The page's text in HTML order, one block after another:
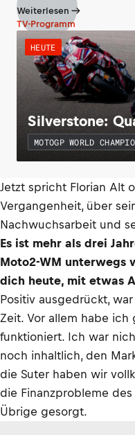
Weiterlesen
TV-Programm
HEUTE
Silverstone:
MOTOGP WORLD
Jetzt spricht Florian Alt
Vergangenheit, über
Nachwuchsarbeit und
Es ist mehr als drei
Moto2-WM unterwegs
dich heute, mit etwas
Positiv ausgedrückt,
Zeit. Vor allem habe
funktioniert. Ich war
noch inhaltlich, den
die Suter haben wir
die Finanzprobleme
Übrige gesorgt.